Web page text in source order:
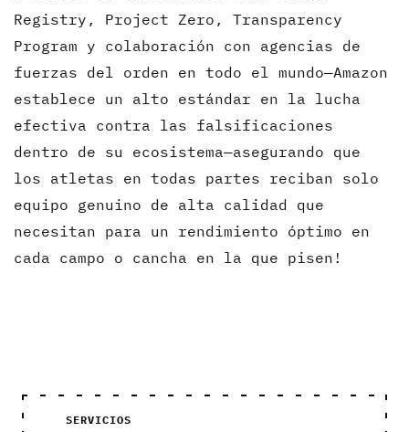
Registry, Project Zero, Transparency
Program y colaboración con agencias de
fuerzas del orden en todo el mundo—Amazon
establece un alto estándar en la lucha
efectiva contra las falsificaciones
dentro de su ecosistema—asegurando que
los atletas en todas partes reciban solo
equipo genuino de alta calidad que
necesitan para un rendimiento óptimo en
cada campo o cancha en la que pisen!
SERVICIOS